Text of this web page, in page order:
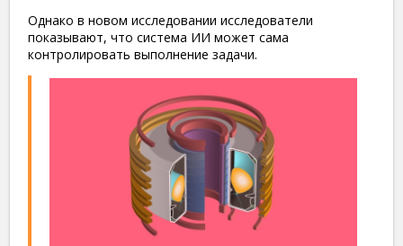
Однако в новом исследовании исследователи
показывают, что система ИИ может сама
контролировать выполнение задачи.